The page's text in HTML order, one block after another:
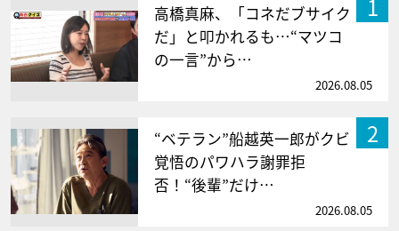
1
高橋真麻、「コネだブサイク
だ」と叩かれるも…“マツコ
の一言”から…
2026.08.05
2
“ベテラン”船越英一郎がクビ
覚悟のパワハラ謝罪拒
否！“後輩”だけ…
2026.08.05